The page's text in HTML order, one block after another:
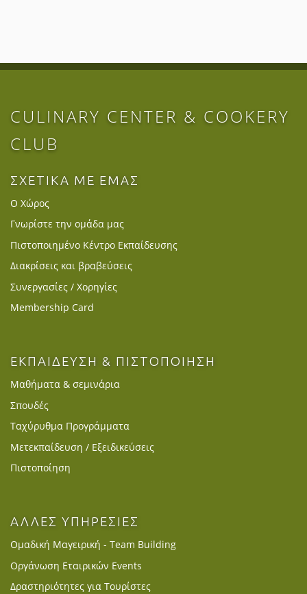
CULINARY CENTER & COOKERY
CLUB
ΣΧΕΤΙΚΑ ΜΕ ΕΜΑΣ
Ο Χώρος
Γνωρίστε την ομάδα μας
Πιστοποιημένο Κέντρο Εκπαίδευσης
Διακρίσεις και βραβεύσεις
Συνεργασίες / Χορηγίες
Membership Card
ΕΚΠΑΙΔΕΥΣΗ & ΠΙΣΤΟΠΟΙΗΣΗ
Μαθήματα & σεμινάρια
Σπουδές
Ταχύρυθμα Προγράμματα
Μετεκπαίδευση / Εξειδικεύσεις
Πιστοποίηση
ΑΛΛΕΣ ΥΠΗΡΕΣΙΕΣ
Ομαδική Μαγειρική - Team Building
Οργάνωση Εταιρικών Events
Δραστηριότητες για Τουρίστες